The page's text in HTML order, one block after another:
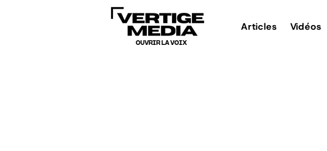
OUVRIR LA VOIX
Articles Vidéos